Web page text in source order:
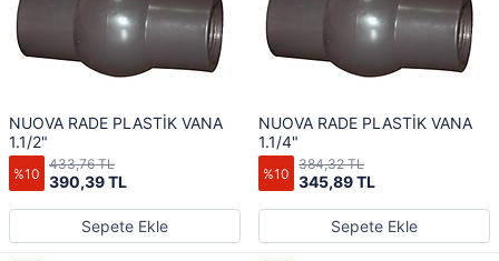
NUOVA RADE PLASTİK VANA
1.1/2"
%10 390,39 TL
433,76 TL
Sepete Ekle
NUOVA RADE PLASTİK VANA
1.1/4"
%10 345,89 TL
384,32 TL
Sepete Ekle